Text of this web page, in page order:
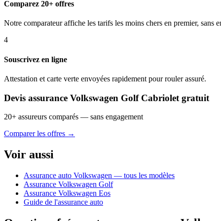
Comparez 20+ offres
Notre comparateur affiche les tarifs les moins chers en premier, sans
4
Souscrivez en ligne
Attestation et carte verte envoyées rapidement pour rouler assuré.
Devis assurance Volkswagen Golf Cabriolet gratuit
20+ assureurs comparés — sans engagement
Comparer les offres →
Voir aussi
Assurance auto Volkswagen — tous les modèles
Assurance Volkswagen Golf
Assurance Volkswagen Eos
Guide de l'assurance auto